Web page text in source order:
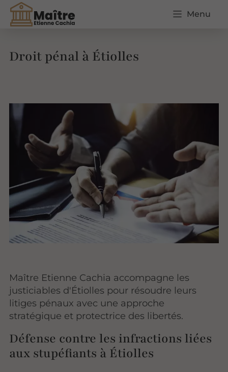
Menu
Droit pénal à Étiolles
Maître Etienne Cachia accompagne les
justiciables d'Étiolles pour résoudre leurs
litiges pénaux avec une approche
stratégique et protectrice des libertés.
Défense contre les infractions liées
aux stupéfiants à Étiolles